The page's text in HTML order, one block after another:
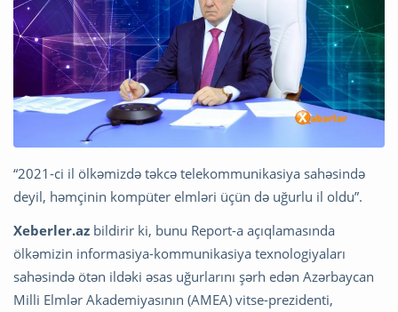
“2021-ci il ölkəmizdə təkcə telekommunikasiya sahəsində
deyil, həmçinin kompüter elmləri üçün də uğurlu il oldu”.
Xeberler.az bildirir ki, bunu Report-a açıqlamasında
ölkəmizin informasiya-kommunikasiya texnologiyaları
sahəsində ötən ildəki əsas uğurlarını şərh edən Azərbaycan
Milli Elmlər Akademiyasının (AMEA) vitse-prezidenti,